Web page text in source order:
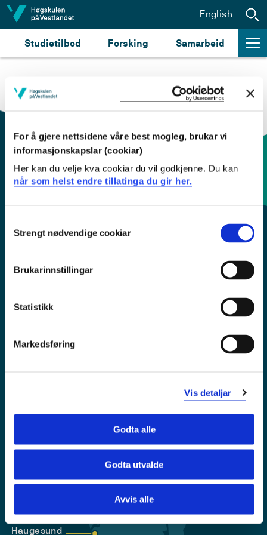
For å gjere nettsidene våre best mogleg, brukar vi
informasjonskapslar (cookiar)
Her kan du velje kva cookiar du vil godkjenne. Du kan
når som helst endre tillatinga du gir her.
Selection
Strengt nødvendige cookiar
Brukarinnstillingar
Statistikk
Markedsføring
Vis detaljar
Godta alle
Godta utvalde
Avvis alle
Hopp til innhald
Studietilbod Forsking Samarbeid
English
Kontaktinfo og opningstider
Sogndal
Stord
Haugesund